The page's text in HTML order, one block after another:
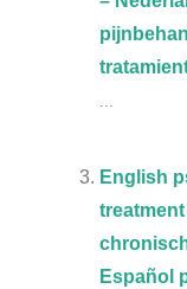
...
English
Español